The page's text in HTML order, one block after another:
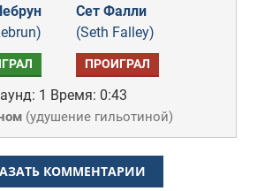
Сет Фалли
(Seth Falley)
ПРОИГРАЛ
1 Время: 0:43
(удушение гильотиной)
КОММЕНТАРИИ